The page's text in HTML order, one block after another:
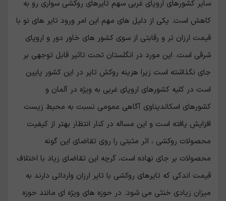
سایر کشورهای اروپای غربی سهم تایرهای روکشی سواری رو به
کاهش است. یکی از دلیل های مهم این امر ورود تایر های نو با
قیمت ارزان تر و رقابتی از سوی کشور های خاور دور و اروپای
شرقی است. این مورد در انگلستان تحت تاثیر قابل توجهی بر
جای نگذاشته است زیرا هزینه روکش تایر در این کشور پایین
است در کلیه کشورهای اروپای غربی به ویژه در آلمان و
کشورهای اسکاندیناوی آگاهی عمومی نسبت به محیط زیست
افزایش یافته است و این مساله در کنار انتظار بهتر از کیفیت
محصولات روکشی ، اثر مثبتی را روی تقاضای این گونه
محصولات بر جای نهاده است، گرچه این تقاضای زیاد با اختلاف
قیمت اندکی که تایرهای روکشی با تایر ارزان وارداتی دارند به
میزان زیادی خنثی می شود. در حوزه های ویژه ای مانند حوزه